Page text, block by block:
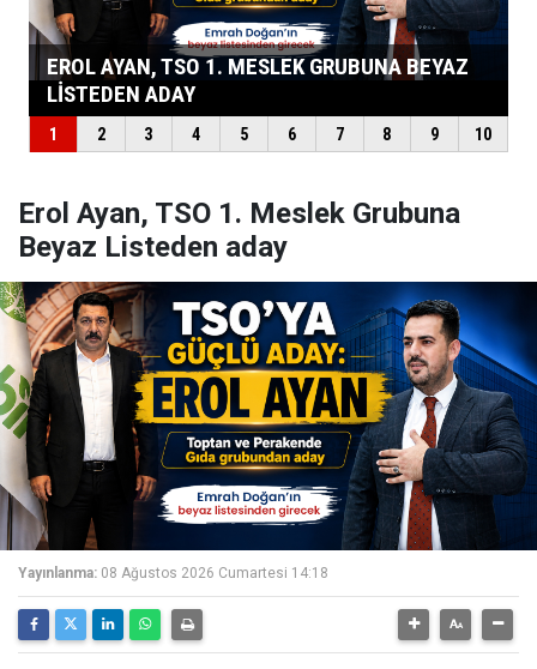
Erol Ayan, TSO 1. Meslek Grubuna
Beyaz Listeden aday
Yayınlanma: 08 Ağustos 2026 Cumartesi 14:18